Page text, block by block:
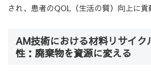
され、患者のQOL（生活の質）向上に貢
AM技術における材料リサイク
性：廃棄物を資源に変える